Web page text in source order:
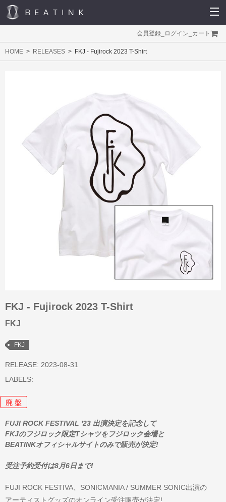
会員登録 ログイン カート
HOME RELEASES FKJ - Fujirock 2023 T-Shirt
FKJ - Fujirock 2023 T-Shirt
FKJ
FKJ
RELEASE: 2023-08-31
LABELS:
廃 盤
FUJI ROCK FESTIVAL '23 出演決定を記念して
FKJのフジロック限定Tシャツをフジロック会場と
BEATINKオフィシャルサイトのみで販売が決定!
受注予約受付は8月6日まで!
FUJI ROCK FESTIVA、SONICMANIA / SUMMER SONIC出演の
アーティストグッズのオンライン受注販売が決定!